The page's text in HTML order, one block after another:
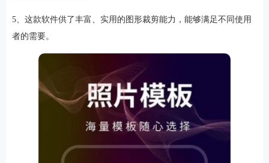
5、这款软件供了丰富、实用的图形裁剪能力，能够满足不同使用
者的需要。